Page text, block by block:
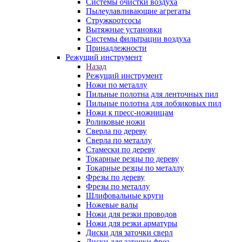
Системы очистки воздуха
Пылеулавливающие агрегаты
Стружкоотсосы
Вытяжные установки
Системы фильтрации воздуха
Принадлежности
Режущий инструмент
Назад
Режущий инструмент
Ножи по металлу
Пильные полотна для ленточных пил
Пильные полотна для лобзиковых пил
Ножи к пресс-ножницам
Роликовые ножи
Сверла по дереву
Сверла по металлу
Стамески по дереву
Токарные резцы по дереву
Токарные резцы по металлу
Фрезы по дереву
Фрезы по металлу
Шлифовальные круги
Ножевые валы
Ножи для резки проводов
Ножи для резки арматуры
Диски для заточки сверл